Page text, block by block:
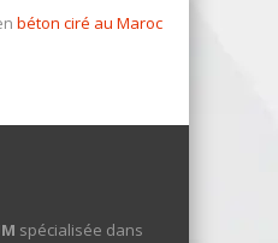
béton ciré au Maroc
spécialisée dans